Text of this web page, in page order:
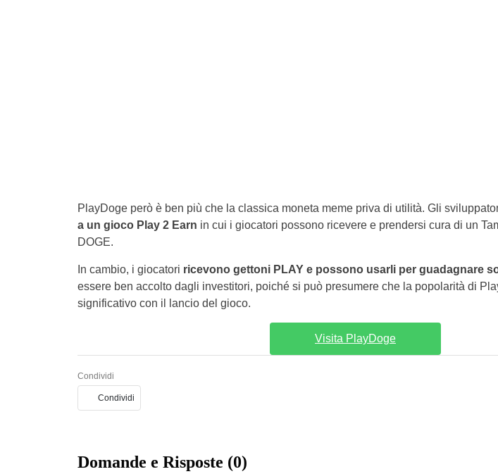
PlayDoge però è ben più che la classica moneta meme priva di utilità. Gli
a un gioco Play 2 Earn in cui i giocatori possono ricevere e prendersi cura di un
DOGE.
In cambio, i giocatori ricevono gettoni PLAY e possono usarli per guadagnare
essere ben accolto dagli investitori, poiché si può presumere che la popolarità di
significativo con il lancio del gioco.
Visita PlayDoge
Condividi
Condividi
Domande e Risposte (0)